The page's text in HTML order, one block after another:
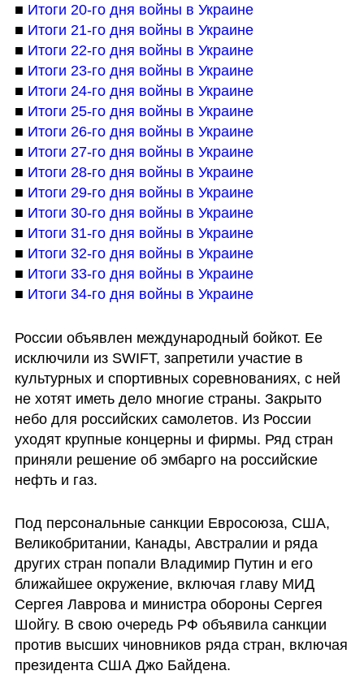
■ Итоги 20-го дня войны в Украине
■ Итоги 21-го дня войны в Украине
■ Итоги 22-го дня войны в Украине
■ Итоги 23-го дня войны в Украине
■ Итоги 24-го дня войны в Украине
■ Итоги 25-го дня войны в Украине
■ Итоги 26-го дня войны в Украине
■ Итоги 27-го дня войны в Украине
■ Итоги 28-го дня войны в Украине
■ Итоги 29-го дня войны в Украине
■ Итоги 30-го дня войны в Украине
■ Итоги 31-го дня войны в Украине
■ Итоги 32-го дня войны в Украине
■ Итоги 33-го дня войны в Украине
■ Итоги 34-го дня войны в Украине
России объявлен международный бойкот. Ее
исключили из SWIFT, запретили участие в
культурных и спортивных соревнованиях, с ней
не хотят иметь дело многие страны. Закрыто
небо для российских самолетов. Из России
уходят крупные концерны и фирмы. Ряд стран
приняли решение об эмбарго на российские
нефть и газ.
Под персональные санкции Евросоюза, США,
Великобритании, Канады, Австралии и ряда
других стран попали Владимир Путин и его
ближайшее окружение, включая главу МИД
Сергея Лаврова и министра обороны Сергея
Шойгу. В свою очередь РФ объявила санкции
против высших чиновников ряда стран, включая
президента США Джо Байдена.